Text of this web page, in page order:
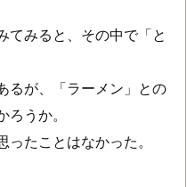
てみると、その中で「と
るが、「ラーメン」との
ろうか。
たことはなかった。